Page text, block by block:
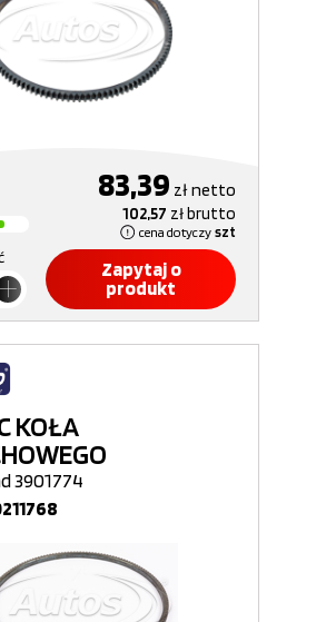
83,39 złnetto
102,57 złbrutto
cena dotyczy szt
Zapytaj o
produkt
KOŁA
3901774